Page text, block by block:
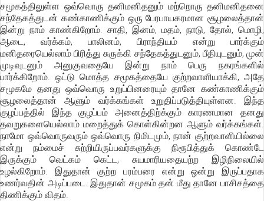
சமூகத்திலுள்ள ஒவ்வொரு தனிமனிதனும் மற்றொரு தனிமனிதனை
சந்தேகத்துடன் கண்காணிக்கும் ஒரு பேரபாயகரமான சூழலைத்தான்
இன்று நாம் காண்கிறோம். சாதி, இனம், மதம், நாடு, தோல், மொழி,
ஆடை, வர்க்கம், பாலினம், பிராந்தியம் என்று பார்க்கும்
மனிதரையெல்லாம் பிரித்து சுருக்கி சந்தேகத்துடனும், பீதியுடனும், முன்
முடிவுடனும் அனுகுவதையே இன்று நாம் பெரு நகரங்களில்
பார்க்கிறோம். ஒட்டு மொத்த சமூகத்தையே குற்றவாளியாக்கி, அதே
சமூகமே தனது ஒவ்வொரு உறுப்பினரையும் தானே கண்காணிக்கும்
சூழலைத்தான் ஆளும் வர்க்கங்கள் உறுதிப்படுத்தியுள்ளன. இந்த
குழப்பத்தில் இந்த குழப்பம் அனைத்திற்க்கும் காரணமான தனது
தவறுகளையெல்லாம் மறைத்துக் கொள்கின்றன ஆளும் வர்க்கங்கள்.
நாமோ ஒவ்வொருவரும் ஒவ்வொரு நிமிடமும், நான் குற்றவாளியில்லை
என்று நம்மைச் சுற்றியிருப்பவர்களுக்கு நிரூபித்துக் கொண்டே
இருக்கும் வெட்கம் கெட்ட, சுயமாரியதையற்ற இழிநிலையில்
உழல்கிறோம். இதுதான் குற்ற பரம்பரை என்று ஒன்று இருப்பதாக
உணர்வதின் அடிப்படை. இதுதான் சமூகம் தன் மீது தானே பாசிசத்தை
திணிக்கும் விதம்.